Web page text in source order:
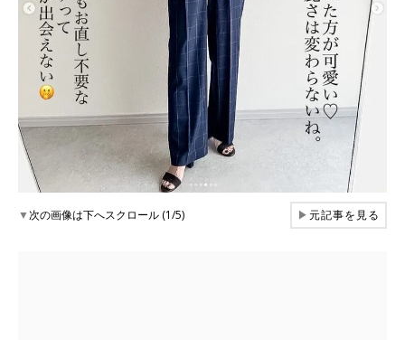
▼次の画像は下へスクロール (1/5) ▶元記事を見る